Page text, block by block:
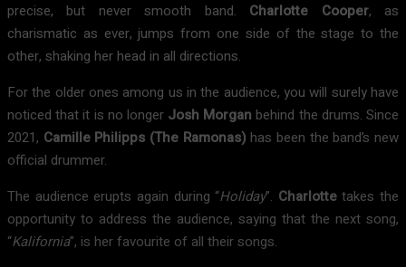
precise, but never smooth band. Charlotte Cooper, as
charismatic as ever, jumps from one side of the stage to the
other, shaking her head in all directions.
For the older ones among us in the audience, you will surely have
noticed that it is no longer Josh Morgan behind the drums. Since
2021, Camille Philipps (The Ramonas) has been the band’s new
official drummer.
The audience erupts again during “Holiday”. Charlottetakes the
opportunity to address the audience, saying that the next song,
“Kalifornia”, is her favourite of all their songs.